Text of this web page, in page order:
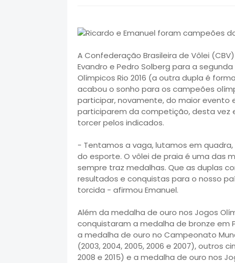
A Confederação Brasileira de Vôlei
Evandro e Pedro Solberg para a
Olímpicos Rio 2016 (a outra dupla é
acabou o sonho para os campeões
participar, novamente, do maior evento
participarem da competição, desta vez
torcer pelos indicados.
- Tentamos a vaga, lutamos em
do esporte. O vôlei de praia é uma das
sempre traz medalhas. Que as duplas
resultados e conquistas para o nosso
torcida - afirmou Emanuel.
Além da medalha de ouro nos Jogos
conquistaram a medalha de bronze em
a medalha de ouro no Campeonato
(2003, 2004, 2005, 2006 e 2007), outros
2008 e 2015) e a medalha de ouro nos